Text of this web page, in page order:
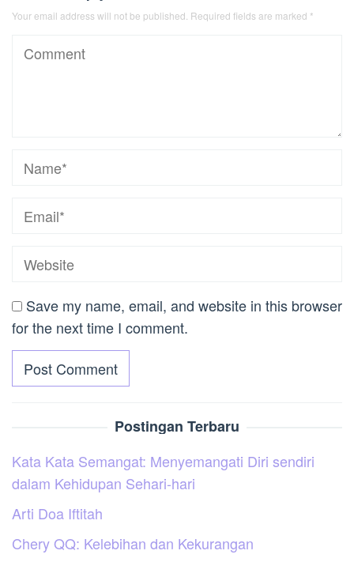
Your email address will not be published. Required fields are marked *
Save my name, email, and website in this browser
for the next time I comment.
Postingan Terbaru
Kata Kata Semangat: Menyemangati Diri sendiri
dalam Kehidupan Sehari-hari
Arti Doa Iftitah
Chery QQ: Kelebihan dan Kekurangan